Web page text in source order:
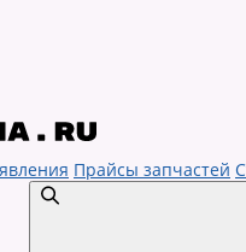
Прайсы запчастей